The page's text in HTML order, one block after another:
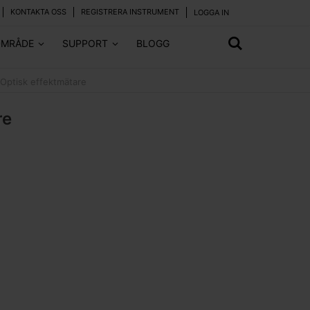
KONTAKTA OSS REGISTRERA INSTRUMENT LOGGA IN
SUPPORT BLOGG